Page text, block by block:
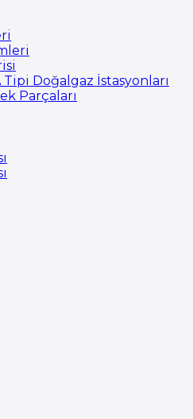
Tipi Doğalgaz İstasyonları
Parçaları